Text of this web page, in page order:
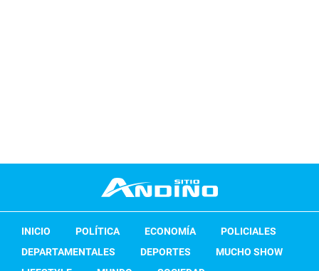
INICIO POLÍTICA ECONOMÍA
POLICIALES
DEPARTAMENTALES
DEPORTES
MUCHO SHOW